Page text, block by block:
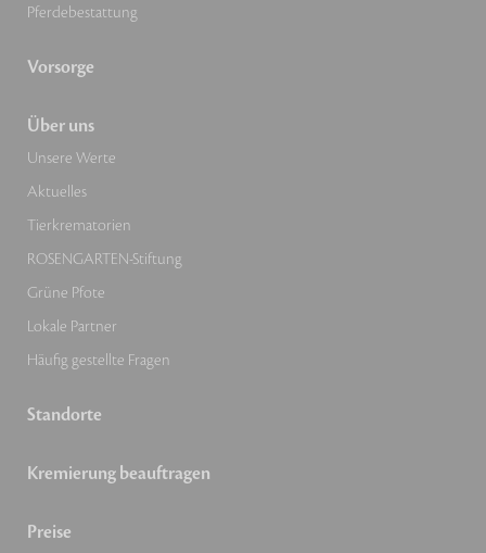
Pferdebestattung
Vorsorge
Über uns
Unsere Werte
Aktuelles
Tierkrematorien
ROSENGARTEN-Stiftung
Grüne Pfote
Lokale Partner
Häufig gestellte Fragen
Standorte
Kremierung beauftragen
Preise